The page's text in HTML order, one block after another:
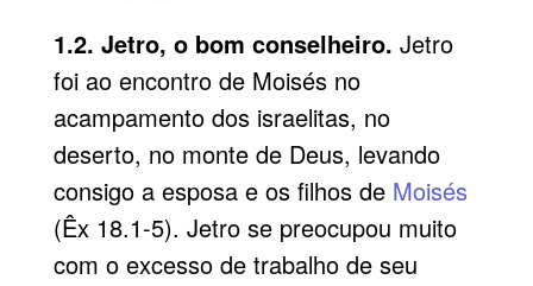
1.2. Jetro, o bom conselheiro. Jetro
foi ao encontro de Moisés no
acampamento dos israelitas, no
deserto, no monte de Deus, levando
consigo a esposa e os filhos de Moisés
(Êx 18.1-5). Jetro se preocupou muito
com o excesso de trabalho de seu